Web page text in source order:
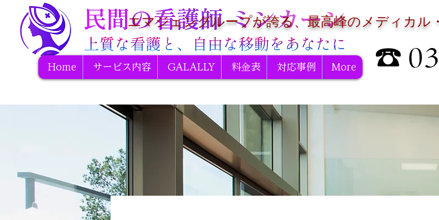
エマジェングループが誇る、最高峰のメディカル
☎
Home サービス内容 GALALLY 料金表 対応事例 More